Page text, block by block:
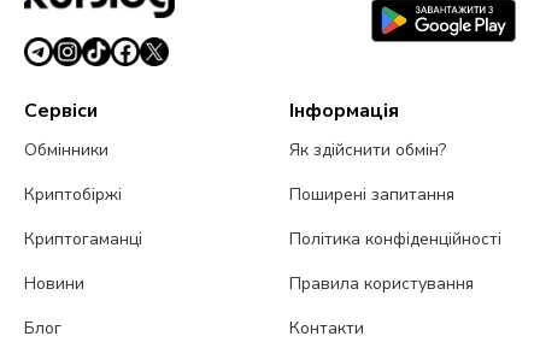
Сервіси
Обмінники
Криптобіржі
Криптогаманці
Новини
Блог
Інформація
Як здійснити обмін?
Поширені запитання
Політика конфіденційності
Правила користування
Контакти